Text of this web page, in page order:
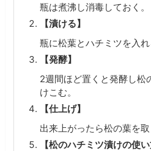
瓶は煮沸し消毒しておく。
【漬ける】
瓶に松葉とハチミツを入れ
【発酵】
2週間ほど置くと発酵し松
けこむ。
【仕上げ】
出来上がったら松の葉を取
【松のハチミツ漬けの使い